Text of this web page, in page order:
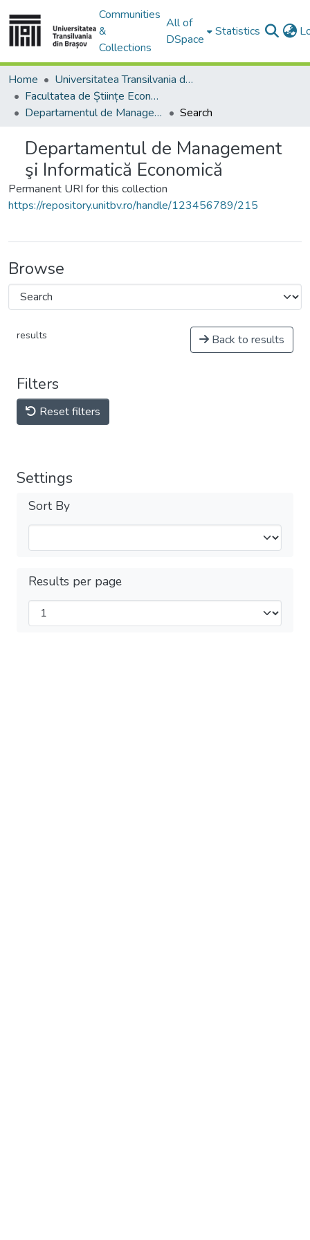
Communities
&
Collections
All of
DSpace
Statistics
Home
Universitatea Transilvania din Brasov
Facultatea de Științe Economice și Administrarea Afacerilor
Departamentul de Management şi Informatică Economică
Search
Departamentul de Management
şi Informatică Economică
Permanent URI for this collection
https://repository.unitbv.ro/handle/123456789/215
Browse
results Back to results
Filters
Reset filters
Settings
Sort By
Results per page